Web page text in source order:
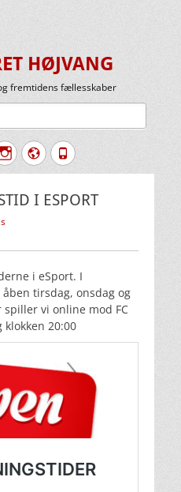
HØJVANG
fremtidens fællesskaber
Instagram
Website
Tlf.
I ESPORT
i eSport. I
tirsdag, onsdag og
vi online mod FC
20:00